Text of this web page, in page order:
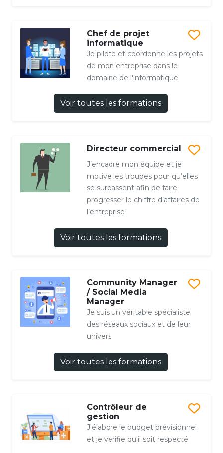
Chef de projet
informatique
Je pilote et coordonne les projets
de mon entreprise dans le
domaine de l'informatique.
Voir toutes les formations
Directeur commercial
J’encadre mon équipe et je
motive les troupes pour qu’elles
se surpassent afin de faire
progresser le chiffre d’affaires de
l’entreprise
Voir toutes les formations
Community Manager
/ Social Media
Manager
Je suis un véritable spécialiste
des réseaux sociaux et de leur
univers
Voir toutes les formations
Contrôleur de
gestion
J'élabore le budget prévisionnel
et je vérifie qu'il soit respecté